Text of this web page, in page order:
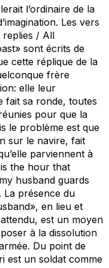
l’ordinaire de la
Les vers
replies / All
sont écrits de
cette réplique de la
frère
elle leur
fait sa ronde, toutes
pour que la
le problème est que
sur le navire, fait
parviennent à
the hour that
husband guards
La présence du
en lieu et
est un moyen
à la dissolution
Du point de
est un soldat comme